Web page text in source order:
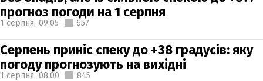
прогноз погоди на 1 серпня
1 серпня, 09:05 657
Серпень приніс спеку до +38 градусів: яку
погоду прогнозують на вихідні
1 серпня, 08:00 845